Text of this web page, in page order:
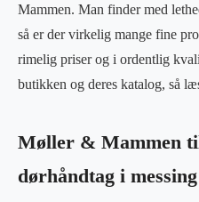
Mammen. Man finder med
så er der virkelig mange fine
rimelig priser og i ordentlig
butikken og deres katalog, så
Møller & Mammen
dørhåndtag i messing